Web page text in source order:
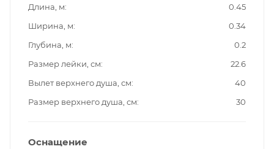
Длина, м
0.45
Ширина, м
0.34
Глубина, м
0.2
Размер лейки, см
22.6
Вылет верхнего душа, см
40
Размер верхнего душа, см
30
Оснащение